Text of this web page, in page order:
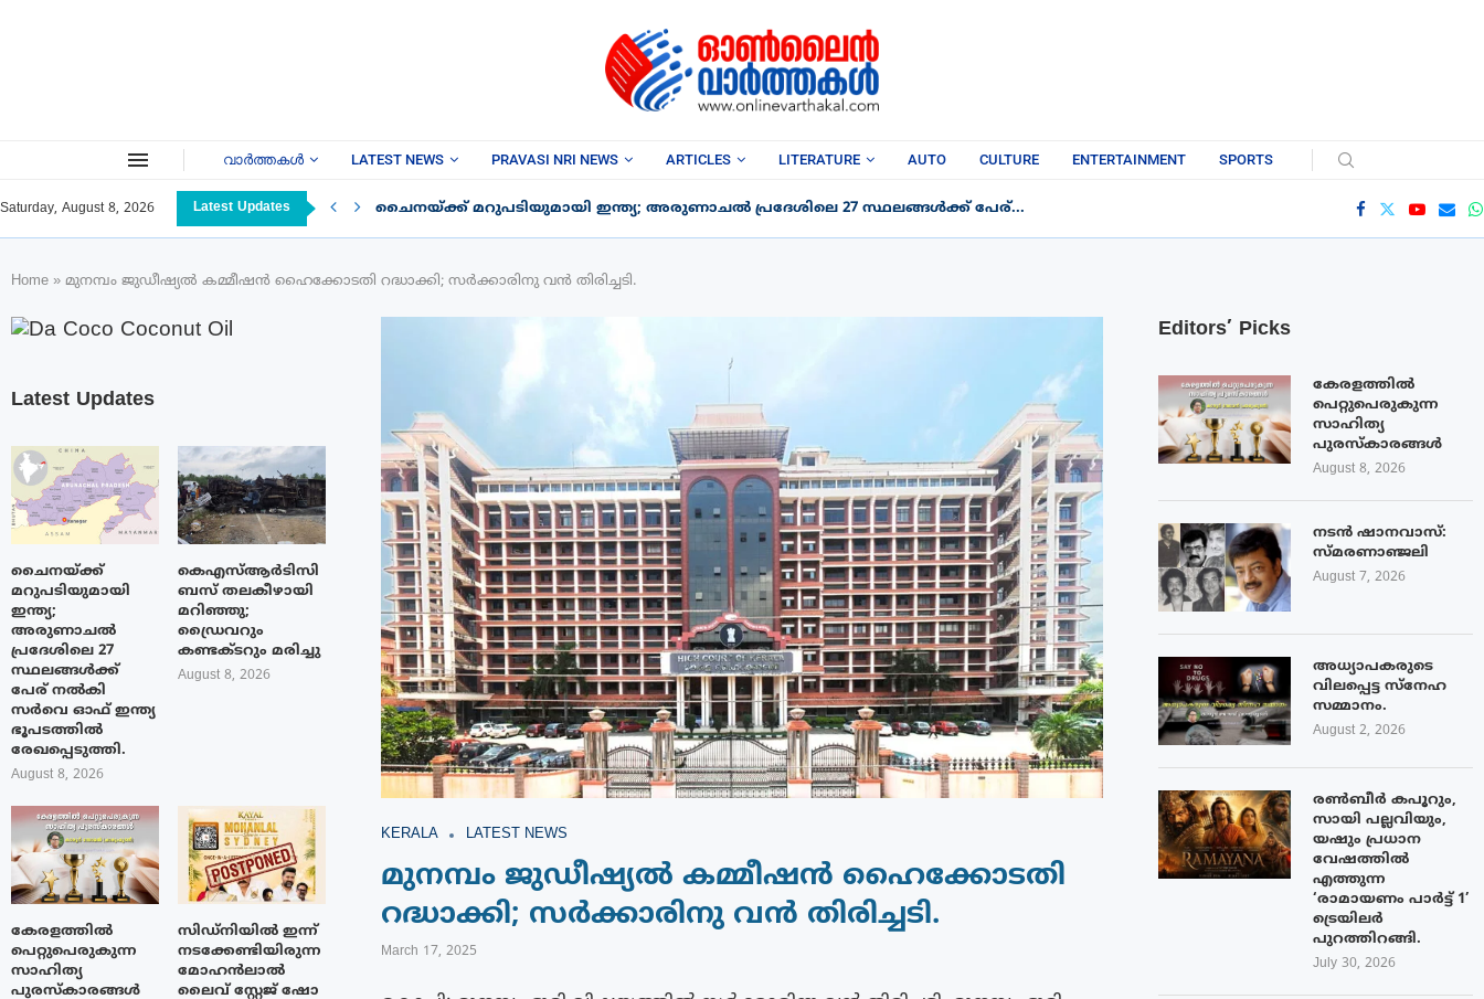
വാർത്തകൾ LATEST NEWS PRAVASI NRI NEWS ARTICLES LITERATURE AUTO CULTURE ENTERTAINMENT SPORTS
Saturday, August 8, 2026 Latest Updates ചൈനയ്ക്ക് മറുപടിയുമായി ഇന്ത്യ; അരുണാചൽ പ്രദേശിലെ 27 സ്ഥലങ്ങൾക്ക് പേര്...
Home » മുനമ്പം ജുഡീഷ്യൽ കമ്മീഷൻ ഹൈക്കോടതി റദ്ധാക്കി; സർക്കാരിനു വൻ തിരിച്ചടി.
KERALA LATEST NEWS
മുനമ്പം ജുഡീഷ്യൽ കമ്മീഷൻ ഹൈക്കോടതി
റദ്ധാക്കി; സർക്കാരിനു വൻ തിരിച്ചടി.
March 17, 2025
Editors’ Picks
കേരളത്തിൽ
പെറ്റുപെരുകുന്ന
സാഹിത്യ
പുരസ്‌കാരങ്ങൾ
August 8, 2026
നടൻ ഷാനവാസ്:
സ്മരണാഞ്ജലി
August 7, 2026
അധ്യാപകരുടെ
വിലപ്പെട്ട സ്നേഹ
സമ്മാനം.
August 2, 2026
രൺബീർ കപൂറും,
സായി പല്ലവിയും,
യഷും പ്രധാന
വേഷത്തിൽ
എത്തുന്ന
‘രാമായണം പാർട്ട് 1’
ട്രെയിലർ
പുറത്തിറങ്ങി.
July 30, 2026
Latest Updates
ചൈനയ്ക്ക്
മറുപടിയുമായി
ഇന്ത്യ;
അരുണാചൽ
പ്രദേശിലെ 27
സ്ഥലങ്ങൾക്ക്
പേര് നൽകി
സർവെ ഓഫ് ഇന്ത്യ
ഭൂപടത്തിൽ
രേഖപ്പെടുത്തി.
August 8, 2026
കെഎസ്ആർടിസി
ബസ് തലകീഴായി
മറിഞ്ഞു;
ഡ്രൈവറും
കണ്ടക്ടറും മരിച്ചു
August 8, 2026
കേരളത്തിൽ
പെറ്റുപെരുകുന്ന
സാഹിത്യ
പുരസ്‌കാരങ്ങൾ
സിഡ്നിയിൽ ഇന്ന്
നടക്കേണ്ടിയിരുന്ന
മോഹൻലാൽ
ലൈവ് സ്റ്റേജ് ഷോ